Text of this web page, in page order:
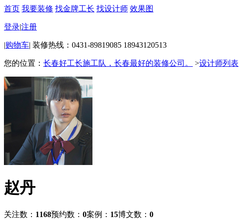
首页 我要装修 找金牌工长 找设计师 效果图
登录|注册
|购物车| 装修热线：0431-89819085 18943120513
您的位置： 长春好工长施工队，长春最好的装修公司。 >设计师列表
赵丹
关注数： 1168预约数： 0案例： 15博文数： 0